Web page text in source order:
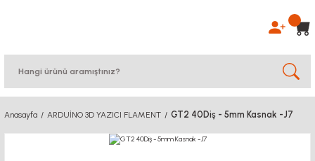
Anasayfa ARDUİNO 3D YAZICI FLAMENT GT2 40Diş - 5mm Kasnak -J7